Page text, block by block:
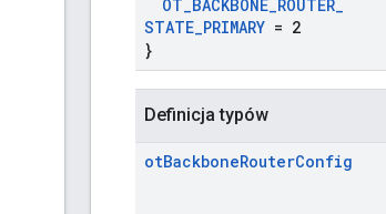
OT_BACKBONE_ROUTER_
STATE_PRIMARY = 2
}
Definicja typów
otBackboneRouterConfig